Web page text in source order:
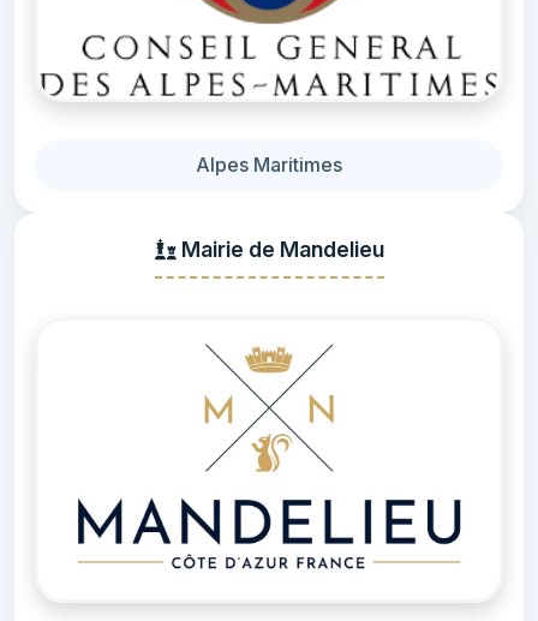
Alpes Maritimes
Mairie de Mandelieu